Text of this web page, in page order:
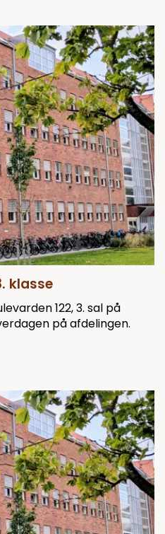
klasse
122, 3. sal på
på afdelingen.